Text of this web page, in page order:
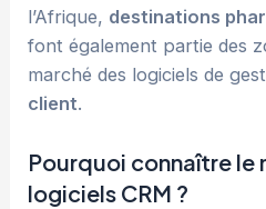
l’Afrique, destinations
font également partie des
marché des logiciels de
client.
Pourquoi connaître le
logiciels CRM ?